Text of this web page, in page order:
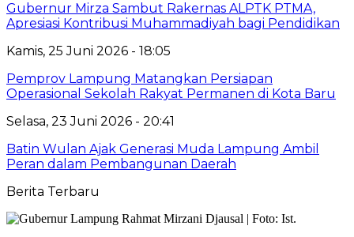
Gubernur Mirza Sambut Rakernas ALPTK PTMA,
Apresiasi Kontribusi Muhammadiyah bagi Pendidikan
Kamis, 25 Juni 2026 - 18:05
Pemprov Lampung Matangkan Persiapan
Operasional Sekolah Rakyat Permanen di Kota Baru
Selasa, 23 Juni 2026 - 20:41
Batin Wulan Ajak Generasi Muda Lampung Ambil
Peran dalam Pembangunan Daerah
Berita Terbaru